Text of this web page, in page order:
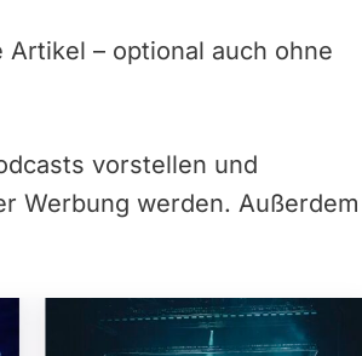
Artikel – optional auch ohne
vorstellen und
Werbung werden. Außerdem